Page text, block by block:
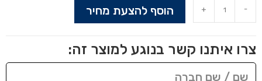
-
+ הוסף להצעת מחיר
צרו איתנו קשר בנוגע למוצר זה: